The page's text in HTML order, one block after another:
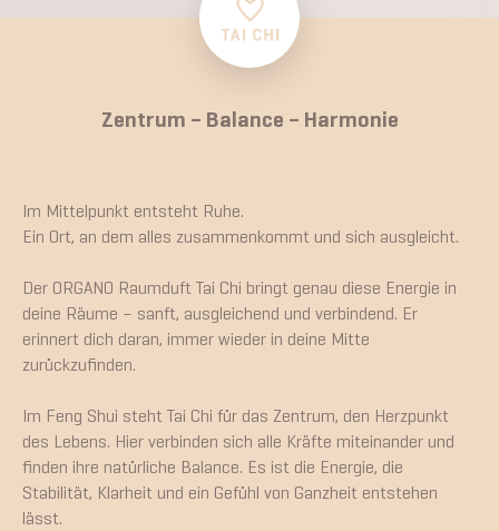
Zentrum – Balance – Harmonie
Im Mittelpunkt entsteht Ruhe.
Ein Ort, an dem alles zusammenkommt und sich ausgleicht.
Der ORGANO Raumduft Tai Chi bringt genau diese Energie in
deine Räume – sanft, ausgleichend und verbindend. Er
erinnert dich daran, immer wieder in deine Mitte
zurückzufinden.
Im Feng Shui steht Tai Chi für das Zentrum, den Herzpunkt
des Lebens. Hier verbinden sich alle Kräfte miteinander und
finden ihre natürliche Balance. Es ist die Energie, die
Stabilität, Klarheit und ein Gefühl von Ganzheit entstehen
lässt.